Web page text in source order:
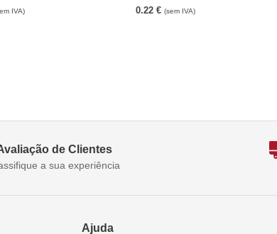
IVA)
0.22 € (sem IVA)
de Clientes
a sua experiência
Ajuda